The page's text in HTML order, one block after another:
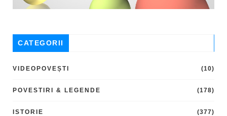
CATEGORII
VIDEOPOVEȘTI (10)
POVESTIRI & LEGENDE (178)
ISTORIE (377)